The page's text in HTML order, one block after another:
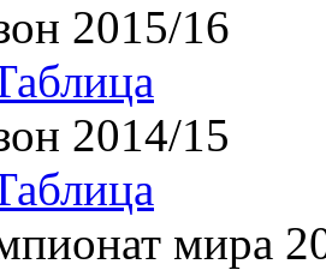
2015/16
2014/15
мира